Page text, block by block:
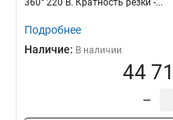
360° 220 В. Кратность резки -...
Подробнее
Наличие: В наличии
44
–